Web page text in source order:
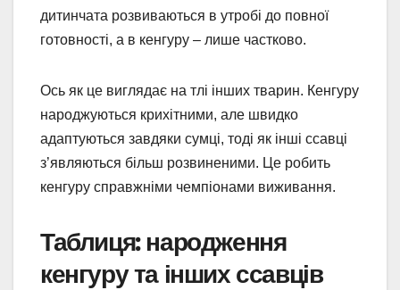
дитинчата розвиваються в утробі до повної
готовності, а в кенгуру – лише частково.
Ось як це виглядає на тлі інших тварин. Кенгуру
народжуються крихітними, але швидко
адаптуються завдяки сумці, тоді як інші ссавці
з’являються більш розвиненими. Це робить
кенгуру справжніми чемпіонами виживання.
Таблиця: народження
кенгуру та інших ссавців